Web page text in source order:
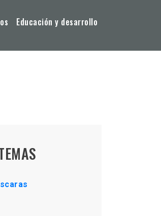
Educación y desarrollo